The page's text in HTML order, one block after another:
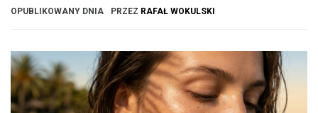
OPUBLIKOWANY DNIA PRZEZ RAFAŁ WOKULSKI